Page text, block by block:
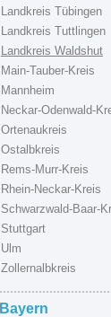
Landkreis Tübingen
Landkreis Tuttlingen
Landkreis Waldshut
Main-Tauber-Kreis
Mannheim
Neckar-Odenwald-
Ortenaukreis
Ostalbkreis
Rems-Murr-Kreis
Rhein-Neckar-Kreis
Schwarzwald-Baar-
Stuttgart
Ulm
Zollernalbkreis
Bayern